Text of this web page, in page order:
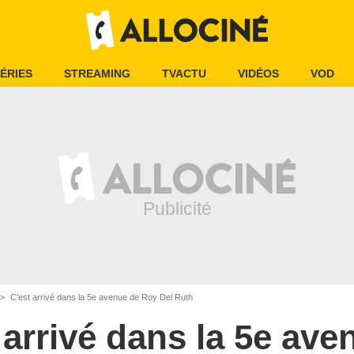
STREAMING TVACTU VIDÉOS VOD
C'est arrivé dans la 5e avenue de Roy Del Ruth
dans la 5e